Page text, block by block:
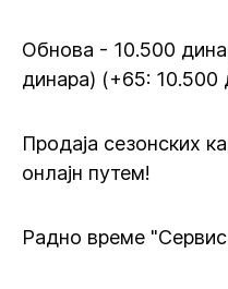
Обнова - 10.500
динара) (+65: 10.500
Продаја сезонских
онлајн путем!
Радно време